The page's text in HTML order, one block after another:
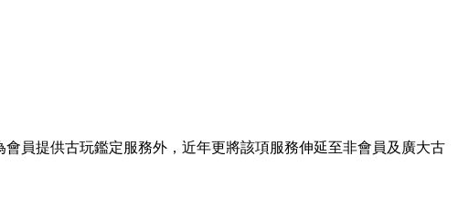
員提供古玩鑑定服務外，近年更將該項服務伸延至非會員及廣大古